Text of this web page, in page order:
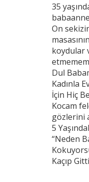
35
On
koydular
Dul
Kadınla
İçin Hiç
Kocam
gözlerini
5
“Neden
Kaçıp Gitti